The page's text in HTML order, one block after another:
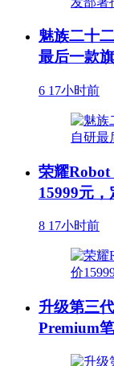
魅族二十
最后一款
6 17小时前
荣耀Robot
15999元
8 17小时前
升级第三
Premium